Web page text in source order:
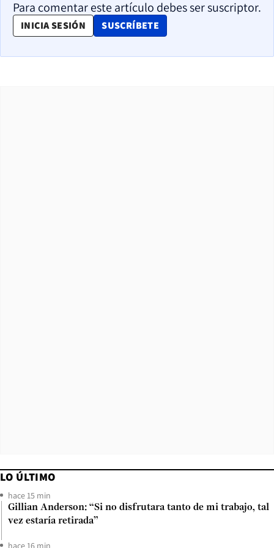
Para comentar este artículo debes ser suscriptor.
INICIA SESIÓN SUSCRÍBETE
OPENS IN NEW WINDOW
LO ÚLTIMO
hace 15 min
Gillian Anderson: “Si no disfrutara tanto de mi trabajo, tal
vez estaría retirada”
hace 16 min